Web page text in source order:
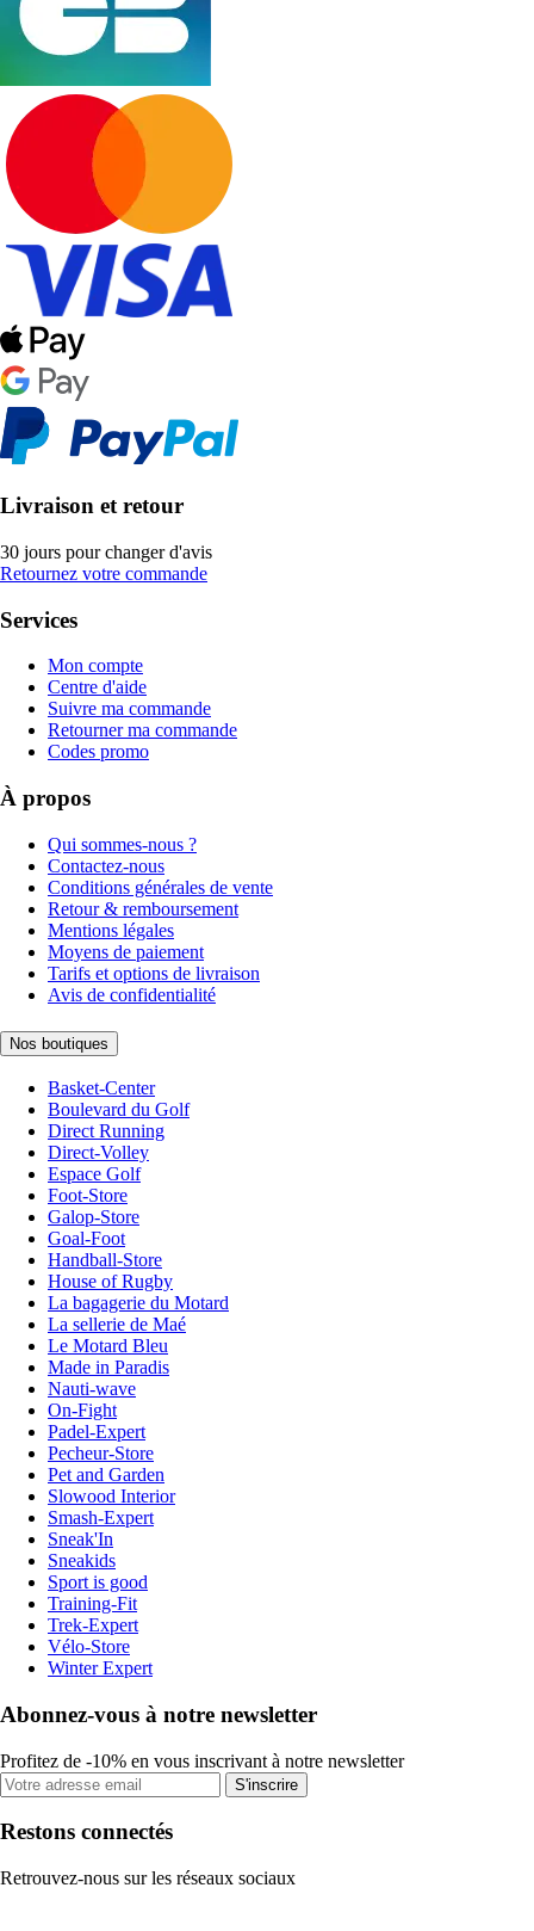
Livraison et retour
30 jours pour changer d'avis
Retournez votre commande
Services
Mon compte
Centre d'aide
Suivre ma commande
Retourner ma commande
Codes promo
À propos
Qui sommes-nous ?
Contactez-nous
Conditions générales de vente
Retour & remboursement
Mentions légales
Moyens de paiement
Tarifs et options de livraison
Avis de confidentialité
Nos boutiques
Basket-Center
Boulevard du Golf
Direct Running
Direct-Volley
Espace Golf
Foot-Store
Galop-Store
Goal-Foot
Handball-Store
House of Rugby
La bagagerie du Motard
La sellerie de Maé
Le Motard Bleu
Made in Paradis
Nauti-wave
On-Fight
Padel-Expert
Pecheur-Store
Pet and Garden
Slowood Interior
Smash-Expert
Sneak'In
Sneakids
Sport is good
Training-Fit
Trek-Expert
Vélo-Store
Winter Expert
Abonnez-vous à notre newsletter
Profitez de -10% en vous inscrivant à notre newsletter
S'inscrire
Restons connectés
Retrouvez-nous sur les réseaux sociaux